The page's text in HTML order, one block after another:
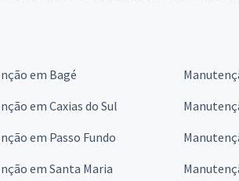
em Bagé
em Caxias do Sul
em Passo Fundo
em Santa Maria